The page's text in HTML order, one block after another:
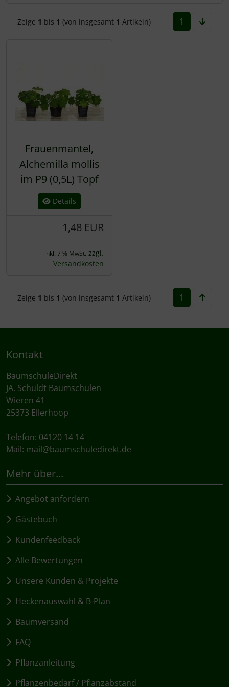
Zeige 1 bis 1 (von insgesamt 1 Artikeln) 1
Frauenmantel,
Alchemilla mollis
im P9 (0,5L) Topf
Details
1,48 EUR
inkl. 7 % MwSt. zzgl.
Versandkosten
Zeige 1 bis 1 (von insgesamt 1 Artikeln) 1
Kontakt
BaumschuleDirekt
JA. Schuldt Baumschulen
Wieren 41
25373 Ellerhoop
Telefon: 04120 14 14
Mail: mail@baumschuledirekt.de
Mehr über...
Angebot anfordern
Gästebuch
Kundenfeedback
Alle Bewertungen
Unsere Kunden & Projekte
Heckenauswahl & B-Plan
Baumversand
FAQ
Pflanzanleitung
Pflanzenbedarf / Pflanzabstand
Wildhecke / gemischte Hecke